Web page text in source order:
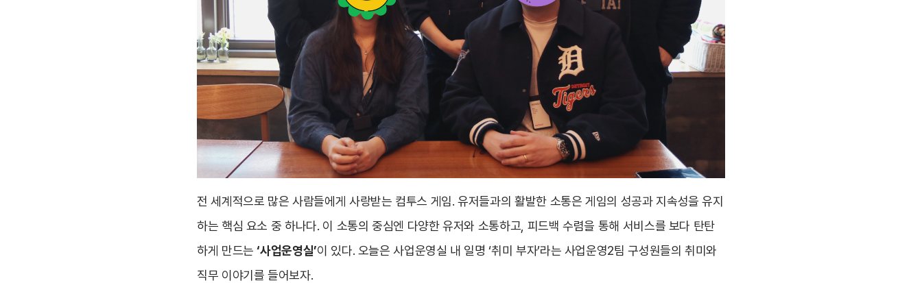
전 세계적으로 많은 사람들에게 사랑받는 컴투스 게임. 유저들과의 활발한 소통은 게임의 성공과 지속성을 유지
하는 핵심 요소 중 하나다. 이 소통의 중심엔 다양한 유저와 소통하고, 피드백 수렴을 통해 서비스를 보다 탄탄
하게 만드는‘사업운영실’이 있다. 오늘은 사업운영실 내 일명 ‘취미 부자’라는 사업운영2팀 구성원들의 취미와
직무 이야기를 들어보자.